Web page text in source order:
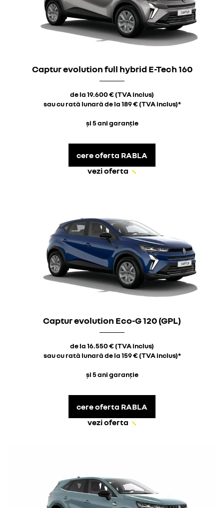
Captur evolution full hybrid E-Tech 160
de la 19.600 € (TVA inclus)
sau cu rată lunară de la 189 € (TVA inclus)*
și 5 ani garanție
cere oferta RABLA
vezi oferta
Captur evolution Eco-G 120 (GPL)
de la 16.550 € (TVA inclus)
sau cu rată lunară de la 159 € (TVA inclus)*
și 5 ani garanție
cere oferta RABLA
vezi oferta